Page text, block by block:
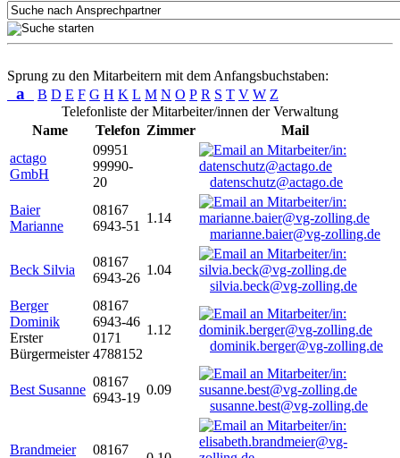
Sprung zu den Mitarbeitern mit dem Anfangsbuchstaben:
a B D E F G H K L M N O P R S T V W Z
Telefonliste der Mitarbeiter/innen der Verwaltung
Name
Telefon Zimmer
Mail
actago
GmbH
09951
99990-
20
datenschutz@actago.de
Baier
Marianne
08167
6943-51
1.14
marianne.baier@vg-zolling.de
Beck Silvia
08167
6943-26
1.04
silvia.beck@vg-zolling.de
Berger
Dominik
Erster
Bürgermeister
08167
6943-46
0171
4788152
1.12
dominik.berger@vg-zolling.de
Best Susanne
08167
6943-19
0.09
susanne.best@vg-zolling.de
Brandmeier
08167